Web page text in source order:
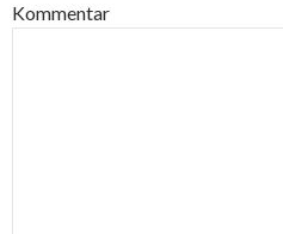
Kommentar